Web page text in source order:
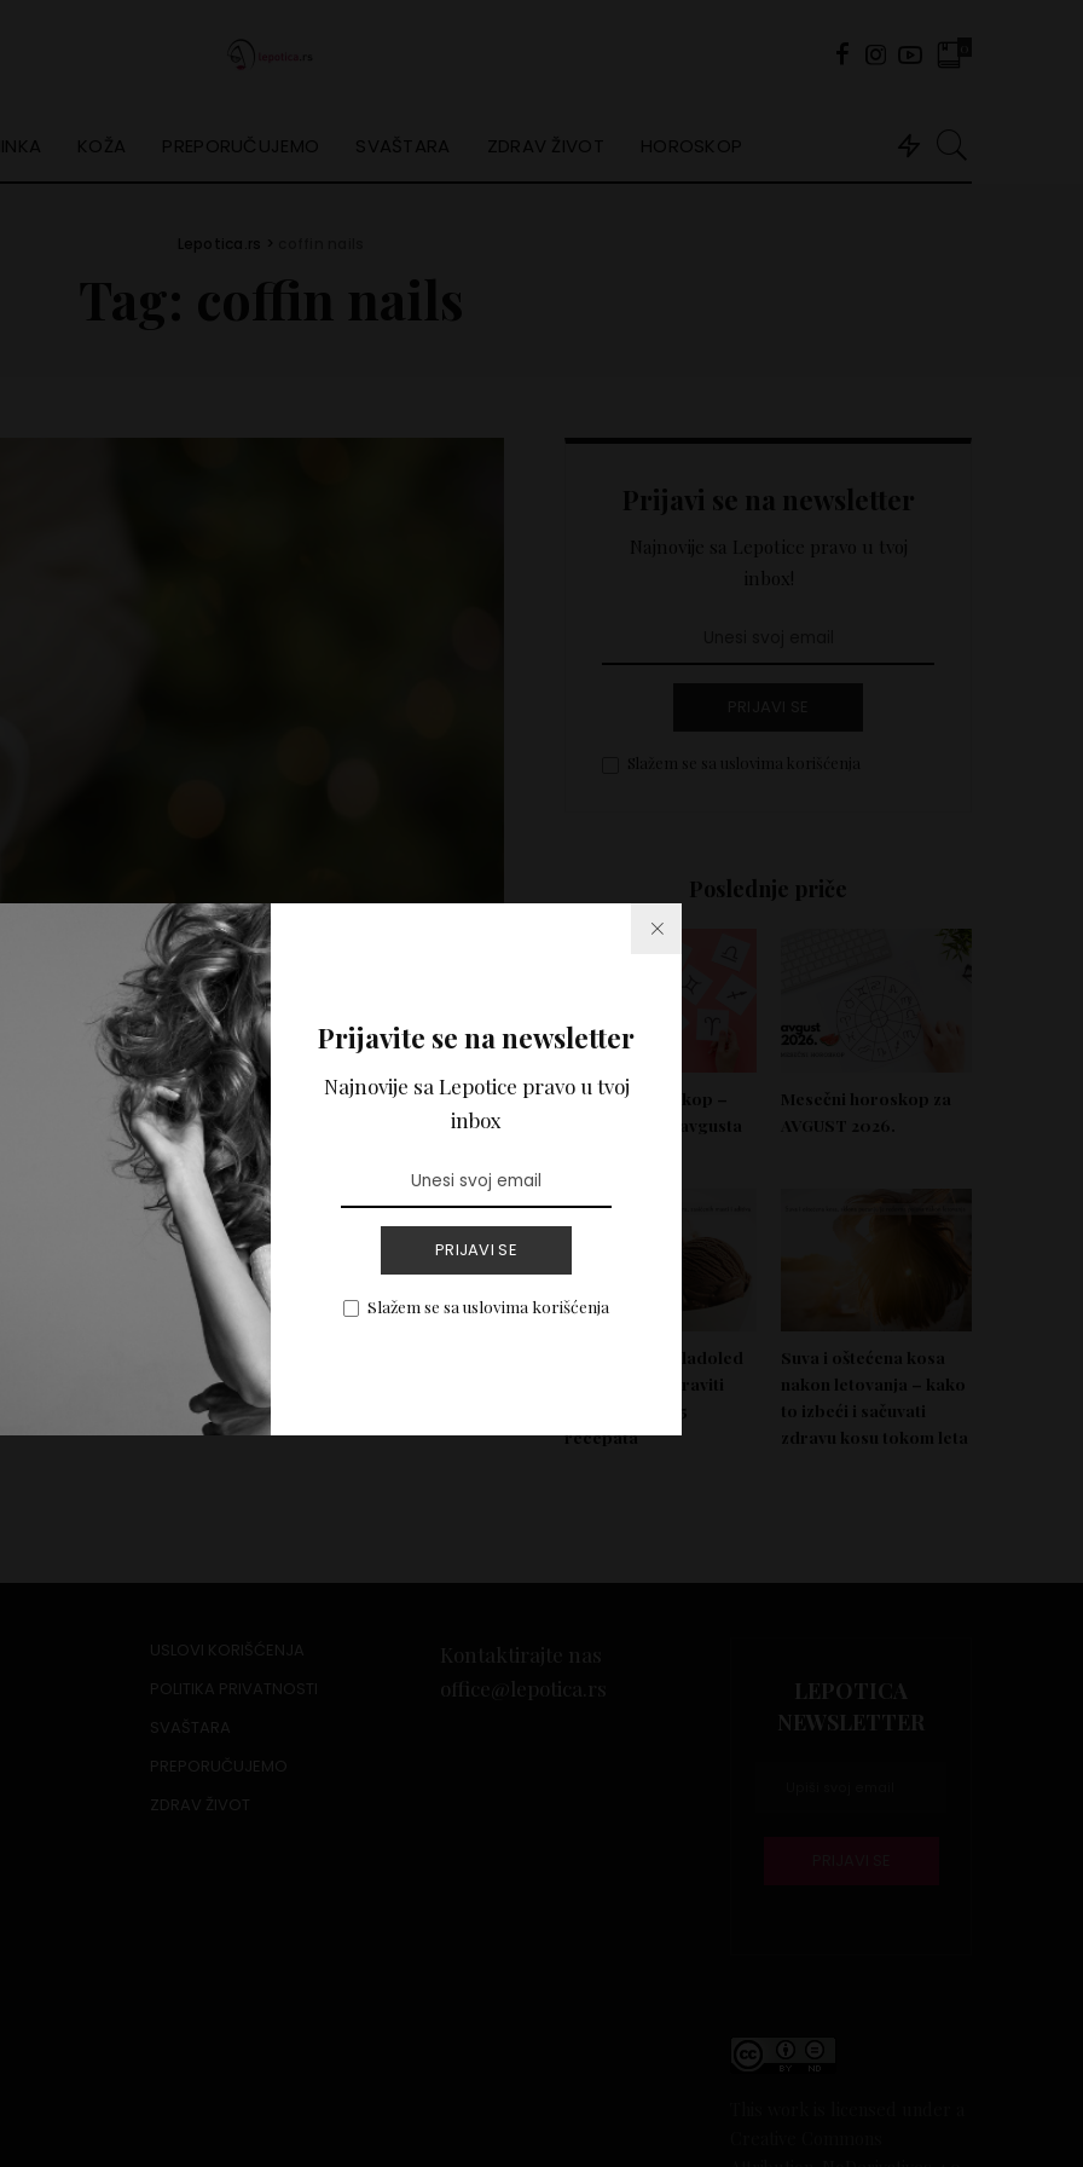
Prijavite se na newsletter
Najnovije sa Lepotice pravo u tvoj
inbox
PRIJAVI SE
Slažem se sa uslovima korišćenja
KOŽA PREPORUČUJEMO SVAŠTARA ZDRAV ŽIVOT HOROSKOP
se zaljubiti ove
PROČITAJ VIŠE
Prijavi se na newsletter
Najnovije sa Lepotice pravo u tvoj
inbox!
Slažem se sa uslovima korišćenja
Poslednje priče
Nedeljni horoskop –
Od 03. do 09. avgusta
Mesečni horoskop za
AVGUST 2026.
Domać zdrav sladoled
koji možeš napraviti
bez aparata – 5
recepata
Suva i oštećena kosa
nakon letovanja – kako
to izbeći i sačuvati
zdravu kosu tokom leta
USLOVI KORIŠĆENJA
POLITIKA PRIVATNOSTI
SVAŠTARA
PREPORUČUJEMO
ZDRAV ŽIVOT
Kontaktirajte nas
office@lepotica.rs
LEPOTICA
NEWSLETTER